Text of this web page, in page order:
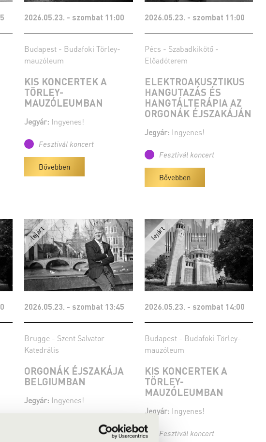
2026.05.23. - szombat 11:00
Budapest - Budafoki Törley-
mauzóleum
KIS KONCERTEK A
TÖRLEY-
MAUZÓLEUMBAN
Jegyár: Ingyenes!
Fesztivál koncert
Bővebben
2026.05.23. - szombat 11:00
Pécs - Szabadkikötő -
Előadóterem
ELEKTROAKUSZTIKUS
HANGUTAZÁS ÉS
HANGTÁLTERÁPIA AZ
ORGONÁK ÉJSZAKÁJÁN
Jegyár: Ingyenes!
Fesztivál koncert
Bővebben
2026.05.23. - szombat 13:45
Brugge - Szent Salvator
Katedrális
ORGONÁK ÉJSZAKÁJA
BELGIUMBAN
Jegyár: Ingyenes!
2026.05.23. - szombat 14:00
Budapest - Budafoki Törley-
mauzóleum
KIS KONCERTEK A
TÖRLEY-
MAUZÓLEUMBAN
Jegyár: Ingyenes!
Fesztivál koncert